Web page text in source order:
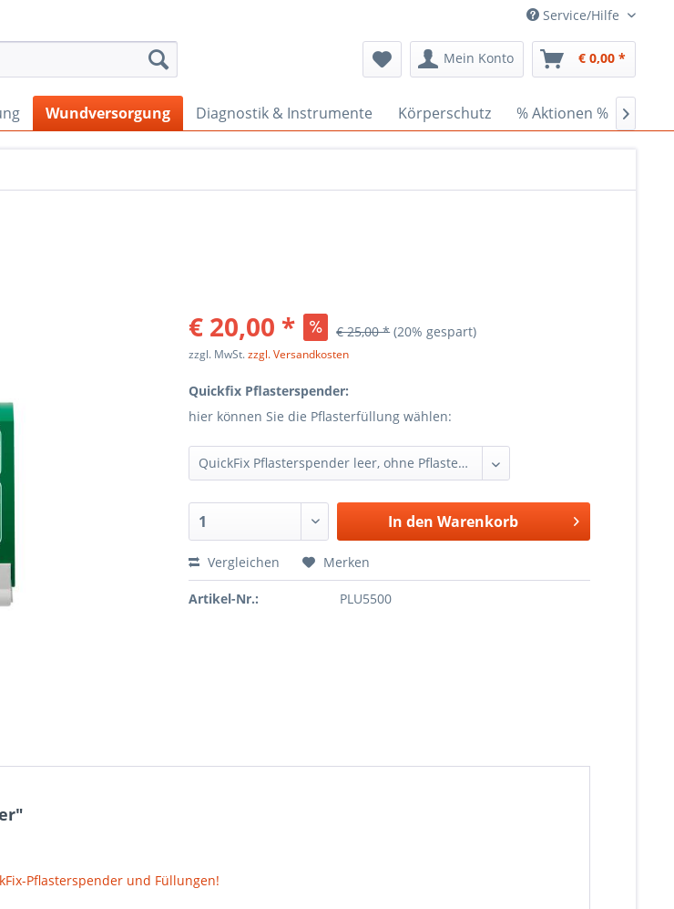
Service/Hilfe
Mein Konto € 0,00 *
Wundversorgung Diagnostik & Instrumente Körperschutz % Aktionen % 
€ 20,00 * € 25,00 * (20% gespart)
zzgl. MwSt.zzgl. Versandkosten
Quickfix Pflasterspender:
hier können Sie die Pflasterfüllung wählen:
In den Warenkorb
Vergleichen Merken
Artikel-Nr.: PLU5500
Pflasterspender und Füllungen!